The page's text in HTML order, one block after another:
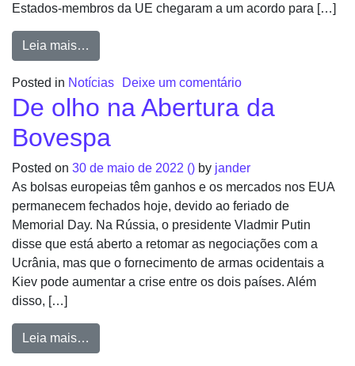
Estados-membros da UE chegaram a um acordo para […]
Leia mais…
Posted in Notícias Deixe um comentário
De olho na Abertura da
Bovespa
Posted on 30 de maio de 2022 () by jander
As bolsas europeias têm ganhos e os mercados nos EUA
permanecem fechados hoje, devido ao feriado de
Memorial Day. Na Rússia, o presidente Vladmir Putin
disse que está aberto a retomar as negociações com a
Ucrânia, mas que o fornecimento de armas ocidentais a
Kiev pode aumentar a crise entre os dois países. Além
disso, […]
Leia mais…